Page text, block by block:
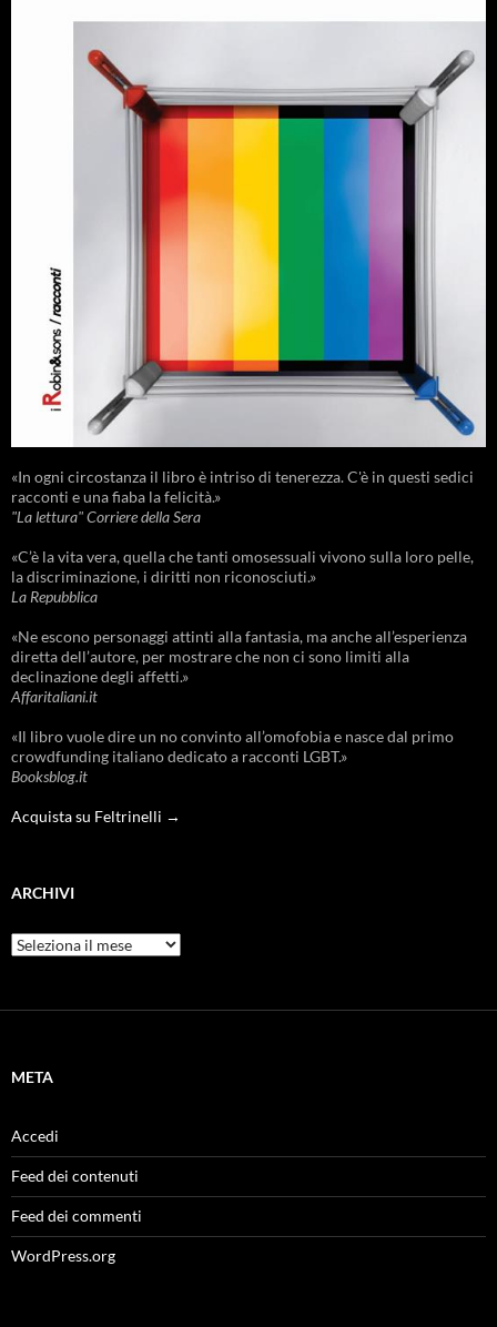
«In ogni circostanza il libro è intriso di tenerezza. C'è in questi sedici
racconti e una fiaba la felicità.»
"La lettura" Corriere della Sera
«C’è la vita vera, quella che tanti omosessuali vivono sulla loro pelle,
la discriminazione, i diritti non riconosciuti.»
La Repubblica
«Ne escono personaggi attinti alla fantasia, ma anche all’esperienza
diretta dell’autore, per mostrare che non ci sono limiti alla
declinazione degli affetti.»
Affaritaliani.it
«Il libro vuole dire un no convinto all’omofobia e nasce dal primo
crowdfunding italiano dedicato a racconti LGBT.»
Booksblog.it
Acquista su Feltrinelli →
ARCHIVI
Archivi
META
Accedi
Feed dei contenuti
Feed dei commenti
WordPress.org